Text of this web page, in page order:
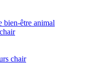
bien-être animal
chair